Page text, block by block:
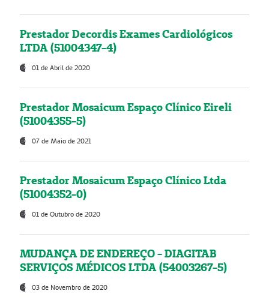
Prestador Decordis Exames Cardiológicos
LTDA (51004347-4)
01 de Abril de 2020
Prestador Mosaicum Espaço Clínico Eireli
(51004355-5)
07 de Maio de 2021
Prestador Mosaicum Espaço Clínico Ltda
(51004352-0)
01 de Outubro de 2020
MUDANÇA DE ENDEREÇO - DIAGITAB
SERVIÇOS MÉDICOS LTDA (54003267-5)
03 de Novembro de 2020